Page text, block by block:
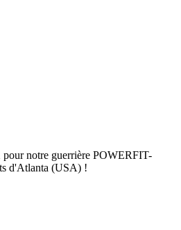
notre guerrière POWERFIT-
d'Atlanta (USA) !